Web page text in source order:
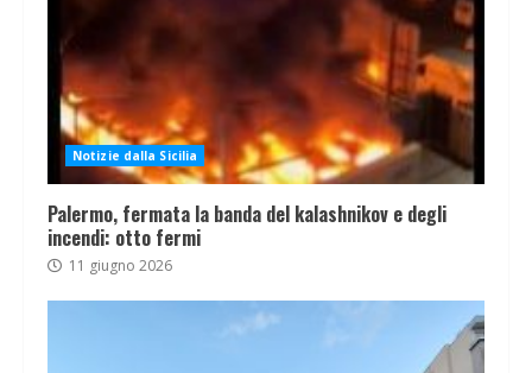
Notizie dalla Sicilia
Palermo, fermata la banda del kalashnikov e degli
incendi: otto fermi
11 giugno 2026